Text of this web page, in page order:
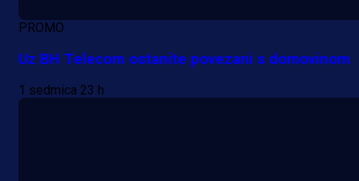
PROMO
Uz BH Telecom ostanite povezani s domovinom
1 sedmica 23 h